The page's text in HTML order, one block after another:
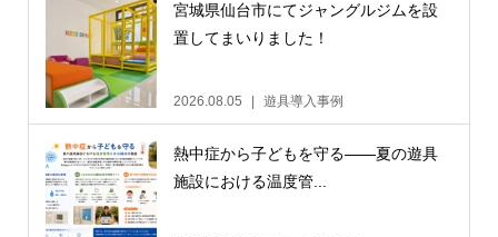
宮城県仙台市にてジャングルジムを設
置してまいりました！
2026.08.05 遊具導入事例
熱中症から子どもを守る——夏の遊具
施設における温度管...